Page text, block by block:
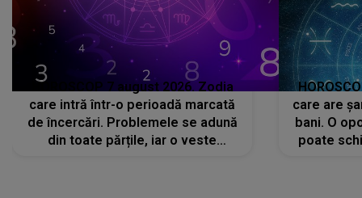
HOROSCOP 7 august 2026. Zodia
care intră într-o perioadă marcată
de încercări. Problemele se adună
din toate părțile, iar o veste
care are
bani. O
poate